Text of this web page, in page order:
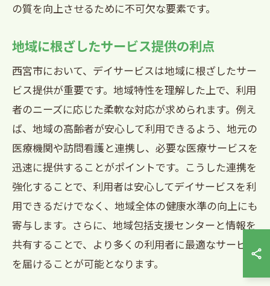
の質を向上させるために不可欠な要素です。
地域に根ざしたサービス提供の利点
西宮市において、デイサービスは地域に根ざしたサー
ビス提供が重要です。地域特性を理解した上で、利用
者のニーズに応じた柔軟な対応が求められます。例え
ば、地域の高齢者が安心して利用できるよう、地元の
医療機関や訪問看護と連携し、必要な医療サービスを
迅速に提供することがポイントです。こうした連携を
強化することで、利用者は安心してデイサービスを利
用できるだけでなく、地域全体の健康水準の向上にも
寄与します。さらに、地域包括支援センターと情報を
共有することで、より多くの利用者に最適なサービス
を届けることが可能となります。